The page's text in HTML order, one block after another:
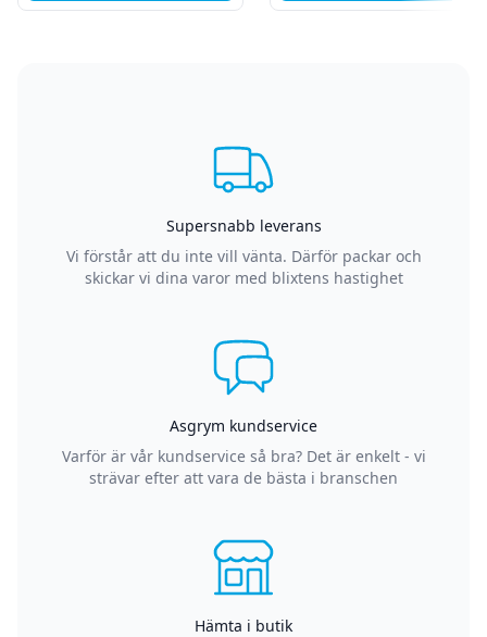
Supersnabb leverans
Vi förstår att du inte vill vänta. Därför packar och
skickar vi dina varor med blixtens hastighet
Asgrym kundservice
Varför är vår kundservice så bra? Det är enkelt - vi
strävar efter att vara de bästa i branschen
Hämta i butik